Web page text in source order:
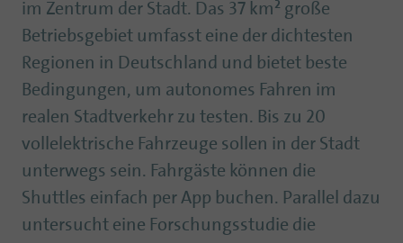
im Zentrum der Stadt. Das 37 km² große
Betriebsgebiet umfasst eine der dichtesten
Regionen in Deutschland und bietet beste
Bedingungen, um autonomes Fahren im
realen Stadtverkehr zu testen. Bis zu 20
vollelektrische Fahrzeuge sollen in der Stadt
unterwegs sein. Fahrgäste können die
Shuttles einfach per App buchen. Parallel dazu
untersucht eine Forschungsstudie die